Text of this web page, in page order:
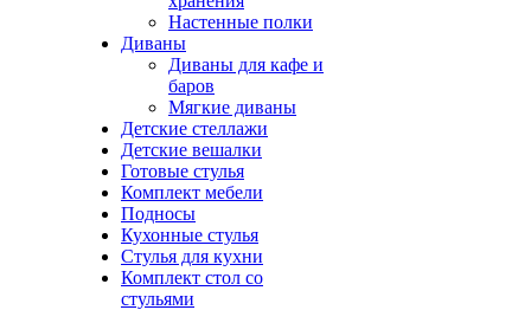
Настенные полки
Диваны
Диваны для кафе и
баров
Мягкие диваны
Детские стеллажи
Детские вешалки
Готовые стулья
Комплект мебели
Подносы
Кухонные стулья
Стулья для кухни
Комплект стол со
стульями